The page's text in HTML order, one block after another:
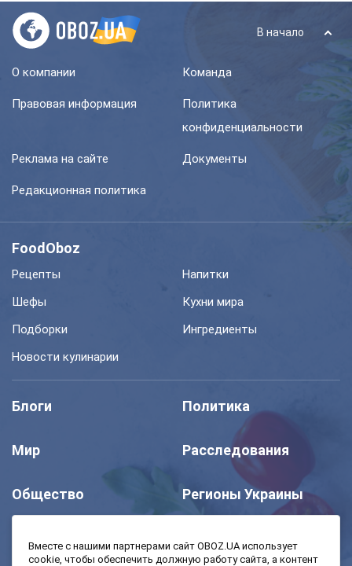
В начало
О компании Команда
Правовая информация
Политика
конфиденциальности
Реклама на сайте Документы
Редакционная политика
FoodOboz
Рецепты
Напитки
Шефы
Кухни мира
Подборки
Ингредиенты
Новости кулинарии
Блоги Политика
Мир Расследования
Общество Регионы Украины
Вместе с нашими партнерами сайт OBOZ.UA использует
cookie, чтобы обеспечить должную работу сайта, а контент